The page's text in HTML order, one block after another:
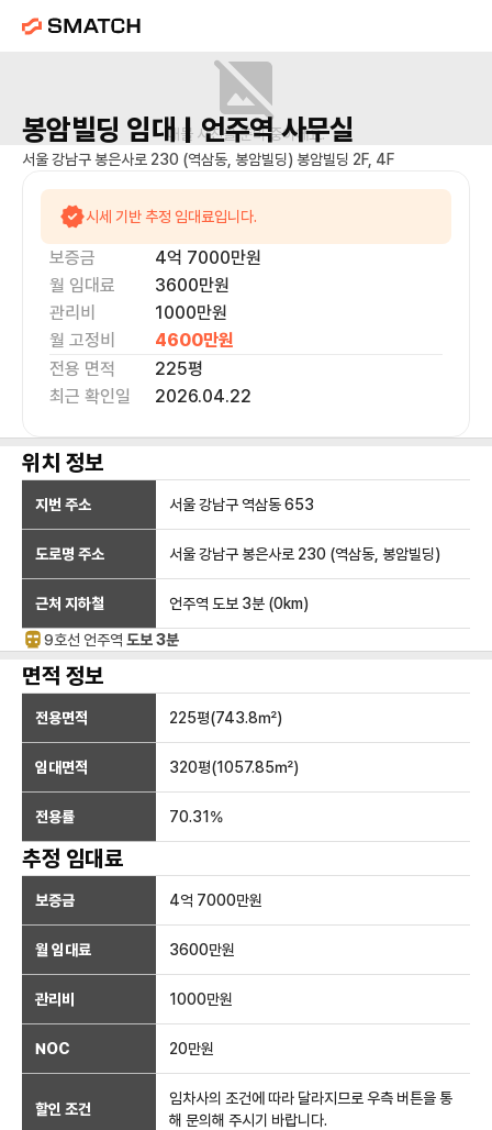
매물 사진을 준비 중이에요.
봉암빌딩 임대 | 언주역사무실
서울 강남구 봉은사로 230 (역삼동, 봉암빌딩) 봉암빌딩 2F, 4F
시세 기반 추정 임대료입니다.
보증금 4억 7000만원
월 임대료
3600만원
관리비
1000만원
월 고정비
4600만원
전용 면적
225평
최근 확인일
2026.04.22
위치 정보
지번 주소 서울 강남구 역삼동 653
도로명 주소 서울 강남구 봉은사로 230 (역삼동, 봉암빌딩)
근처 지하철 언주역 도보 3분 (0km)
9호선 언주역 도보 3분
면적 정보
전용면적 225평(743.8㎡)
임대면적 320평(1057.85㎡)
전용률 70.31 %
추정 임대료
보증금 4억 7000만원
월 임대료 3600만원
관리비 1000만원
NOC 20만원
할인 조건
임차사의 조건에 따라 달라지므로 우측 버튼을 통
해 문의해 주시기 바랍니다.